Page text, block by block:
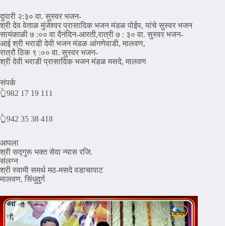
दुपारी २:३० वा. सुस्वर भजन-
श्री देव वेताळ मुंजेश्वर प्रासादिक भजन मंडळ पोईप, यांचे सुस्वर भजन
सायंकाळी ७ :०० वा दैनंदिन-आरती,रात्री ७ : ३० वा. सुस्वर भजन-
आई श्री भराडी देवी भजन मंडळ आंगणेवाडी, मालवण,
रात्रौ ठिक ९ :०० वा. सुस्वर भजन-
श्री देवी भराडी प्रासादिक भजन मंडळ मसदे, मालवण
संपर्क
👆982 17 19 111
👆942 35 38 418
आपला
श्री सद्गुरू भक्त सेवा न्यास रजि.
संलग्न
श्री स्वामी समर्थ मठ-मसदे वडाचापाट
मालवण, सिंधुदुर्ग